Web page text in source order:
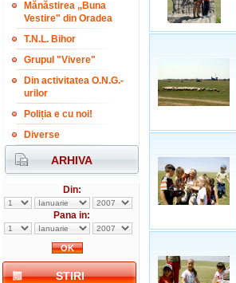
Mănăstirea ,,Buna
Vestire" din Oradea
T.N.L. Bihor
Grupul "Vivere"
Din activitatea O.N.G.-
urilor
Poliția e cu noi!
Diverse
ARHIVA
Din:
Pana in:
STIRI